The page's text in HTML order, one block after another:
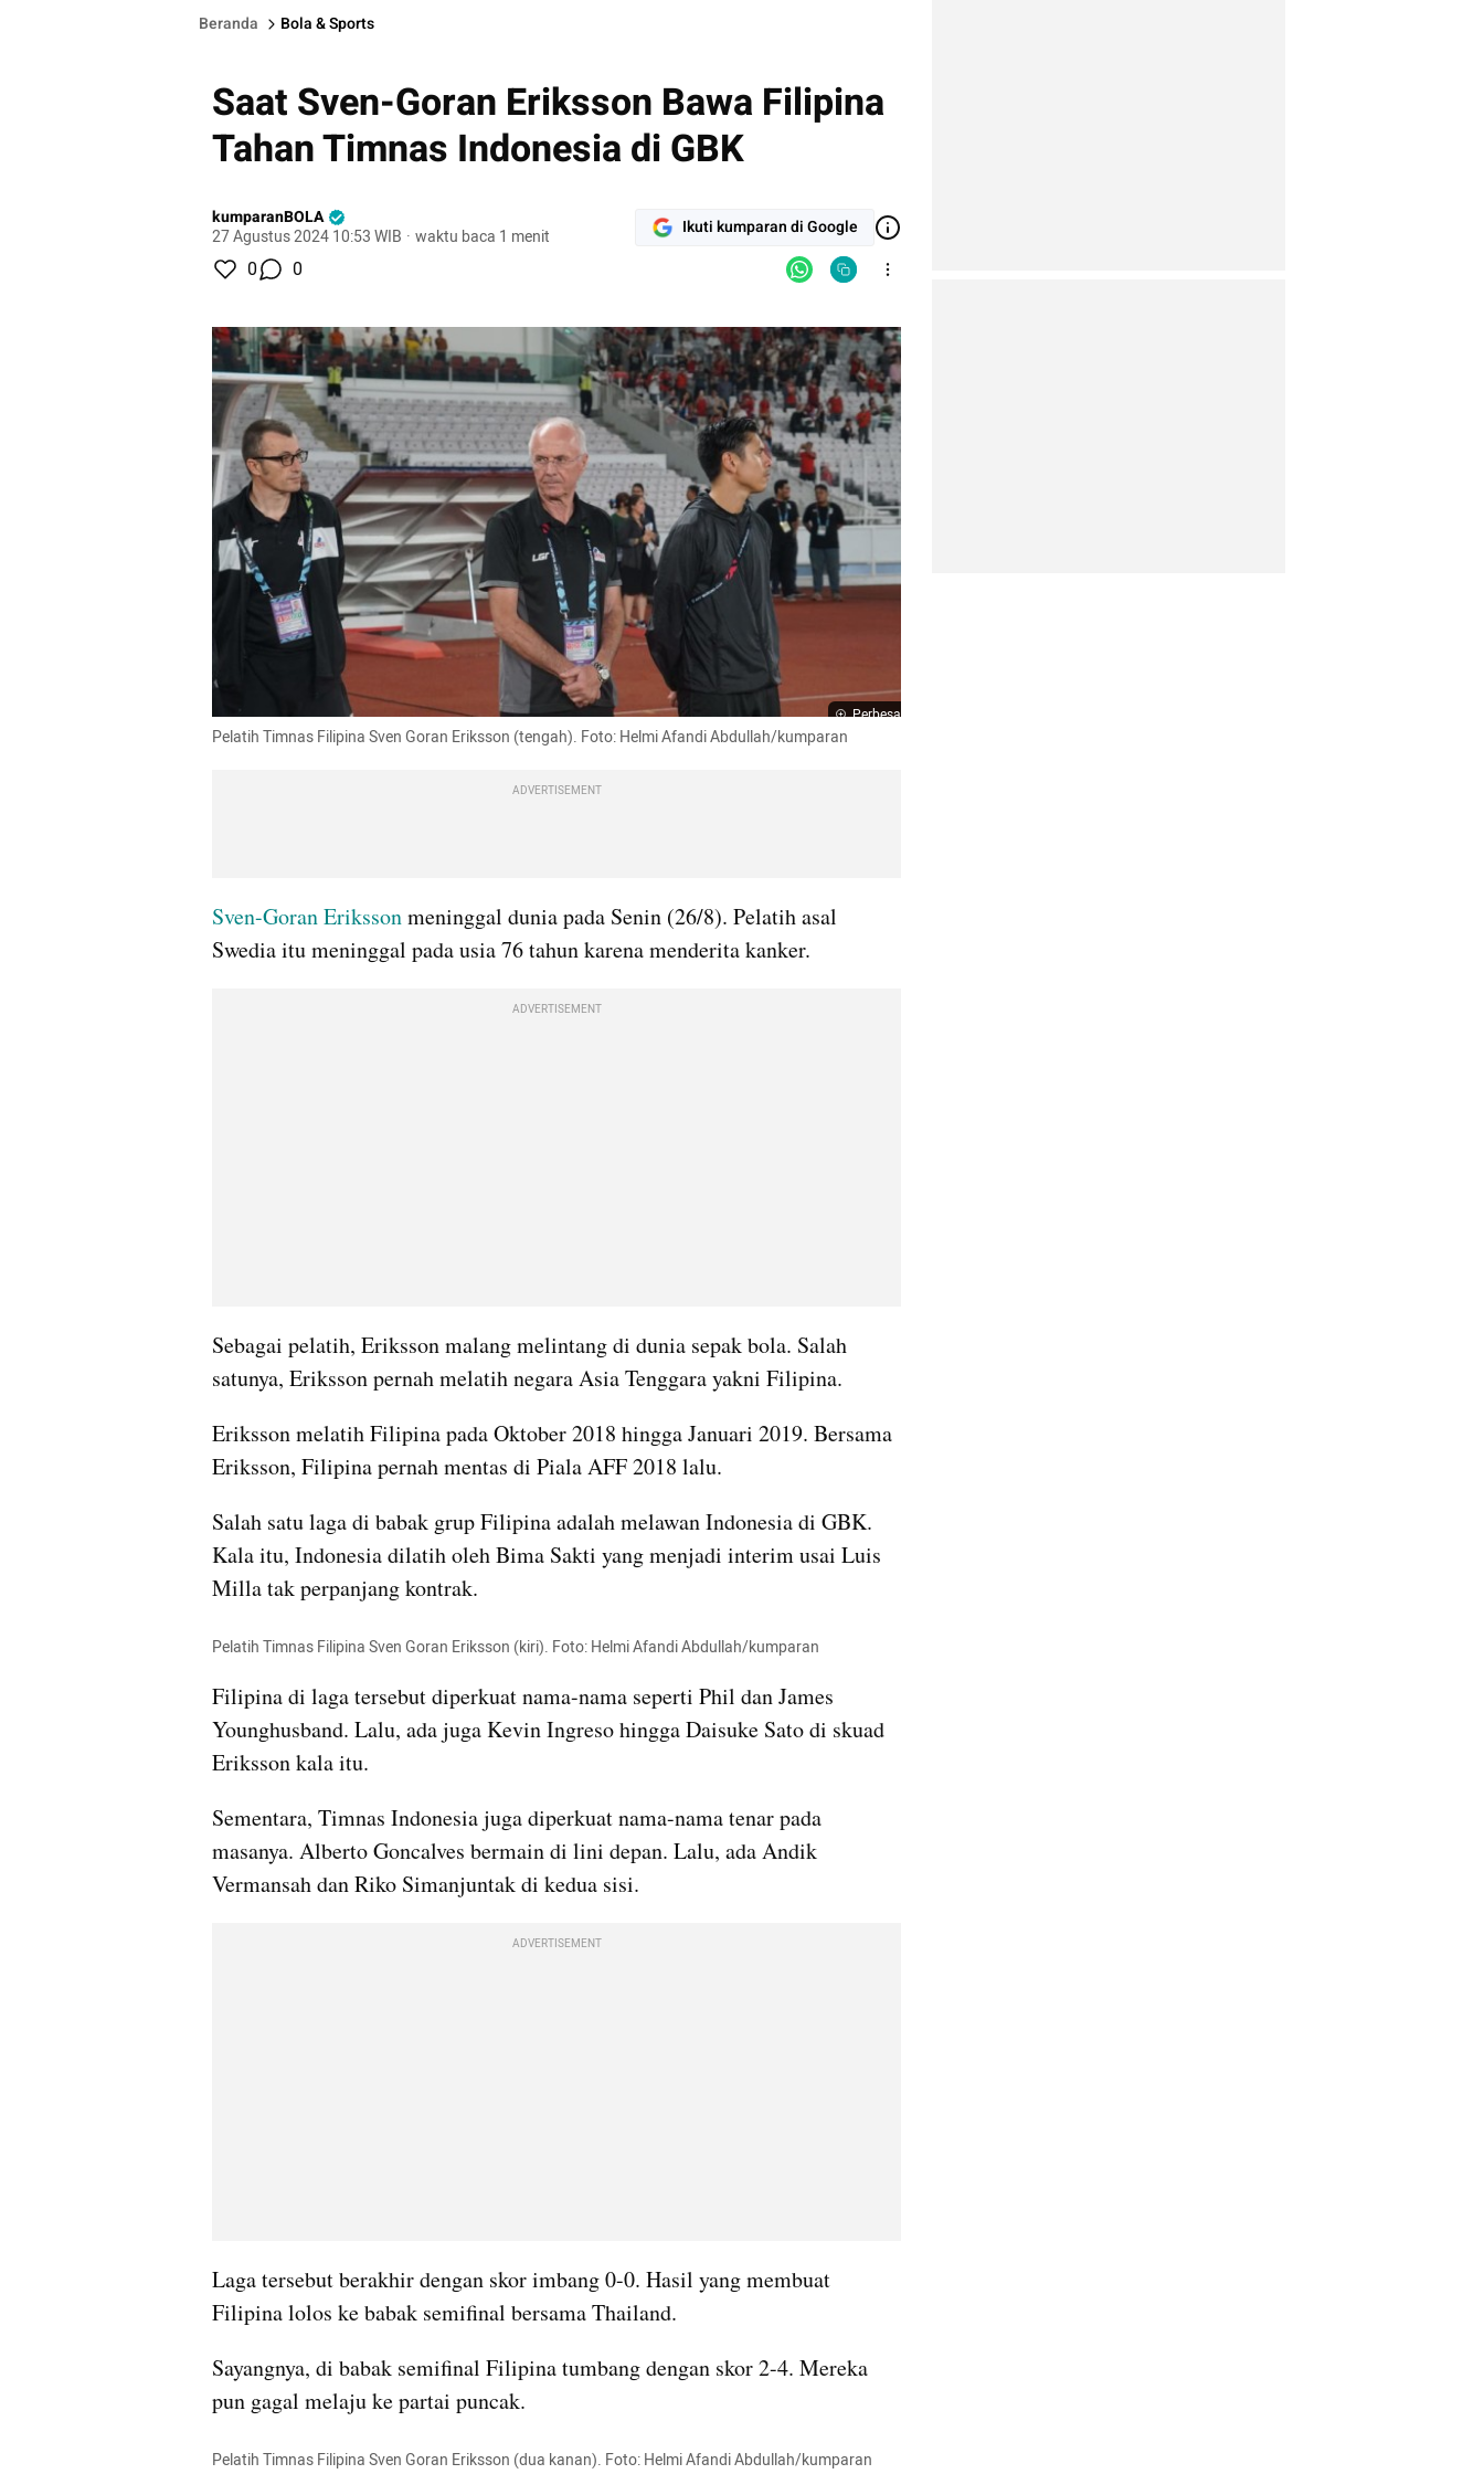
Beranda Bola & Sports
Saat Sven-Goran Eriksson Bawa Filipina
Tahan Timnas Indonesia di GBK
kumparanBOLA
27 Agustus 2024 10:53 WIB · waktu baca 1 menit Ikuti kumparan di Google
0 0
Perbesar
Pelatih Timnas Filipina Sven Goran Eriksson (tengah). Foto: Helmi Afandi Abdullah/kumparan
ADVERTISEMENT
Sven-Goran Eriksson meninggal dunia pada Senin (26/8). Pelatih asal
Swedia itu meninggal pada usia 76 tahun karena menderita kanker.
ADVERTISEMENT
Sebagai pelatih, Eriksson malang melintang di dunia sepak bola. Salah
satunya, Eriksson pernah melatih negara Asia Tenggara yakni Filipina.
Eriksson melatih Filipina pada Oktober 2018 hingga Januari 2019. Bersama
Eriksson, Filipina pernah mentas di Piala AFF 2018 lalu.
Salah satu laga di babak grup Filipina adalah melawan Indonesia di GBK.
Kala itu, Indonesia dilatih oleh Bima Sakti yang menjadi interim usai Luis
Milla tak perpanjang kontrak.
Pelatih Timnas Filipina Sven Goran Eriksson (kiri). Foto: Helmi Afandi Abdullah/kumparan
Filipina di laga tersebut diperkuat nama-nama seperti Phil dan James
Younghusband. Lalu, ada juga Kevin Ingreso hingga Daisuke Sato di skuad
Eriksson kala itu.
Sementara, Timnas Indonesia juga diperkuat nama-nama tenar pada
masanya. Alberto Goncalves bermain di lini depan. Lalu, ada Andik
Vermansah dan Riko Simanjuntak di kedua sisi.
ADVERTISEMENT
Laga tersebut berakhir dengan skor imbang 0-0. Hasil yang membuat
Filipina lolos ke babak semifinal bersama Thailand.
Sayangnya, di babak semifinal Filipina tumbang dengan skor 2-4. Mereka
pun gagal melaju ke partai puncak.
Pelatih Timnas Filipina Sven Goran Eriksson (dua kanan). Foto: Helmi Afandi Abdullah/kumparan